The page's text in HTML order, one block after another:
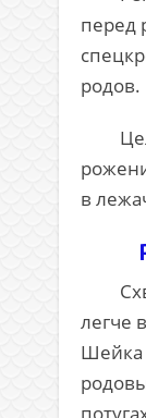
перед
родов.
в
легче
Шейка